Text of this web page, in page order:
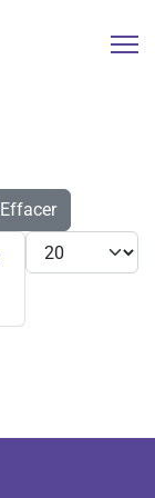
Effacer
Afficher #